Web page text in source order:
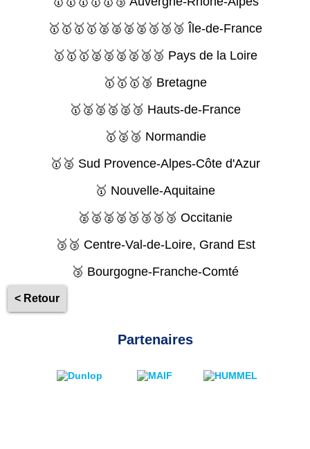
🥇🥇🥇🥇🥈🥈🥈🥈🥉🥉🥉 Île-de-France
🥇🥇🥇🥈🥈🥈🥈🥉🥉 Pays de la Loire
🥇🥇🥇🥉 Bretagne
🥇🥈🥈🥈🥈🥉 Hauts-de-France
🥇🥈🥉 Normandie
🥇🥈 Sud Provence-Alpes-Côte d'Azur
🥇 Nouvelle-Aquitaine
🥈🥈🥈🥈🥉🥉🥉🥉 Occitanie
🥉🥉 Centre-Val-de-Loire, Grand Est
🥉 Bourgogne-Franche-Comté
< Retour
Partenaires